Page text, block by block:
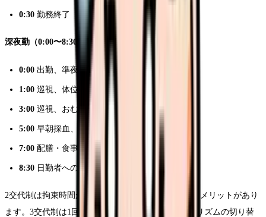
0:30 勤務終了
深夜勤（0:00〜8:30）：
0:00 出勤、準夜勤者からの申し送り
1:00 巡視、体位変換
3:00 巡視、おむつ交換
5:00 早朝採血、バイタルサイン測定
7:00 配膳・食事介助
8:30 日勤者への申し送り、退勤
2交代制は拘束時間が長いですが、休日が多く取れるメリットがあり
ます。3交代制は1回の勤務時間は短いですが、生活リズムの切り替